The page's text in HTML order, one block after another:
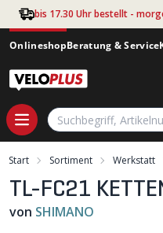
Zum Hauptinhalt springen
bis 17.30 Uhr bestellt -
OnlineshopBeratung & Service
Start Sortiment Werkstatt
TL-FC21
von SHIMANO